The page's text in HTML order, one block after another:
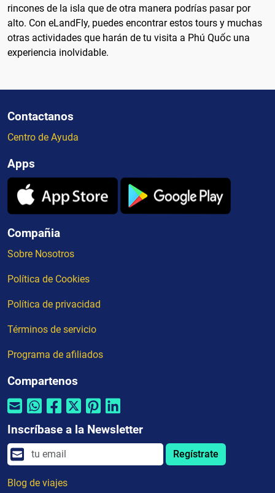
rincones de la isla que de otra manera podrías pasar por
alto. Con eLandFly, puedes encontrar estos tours y muchas
otras actividades que harán de tu visita a Phú Quốc una
experiencia inolvidable.
Contactanos
Centro de Ayuda
Apps
Compañia
Sobre Nosotros
Política de Cookies
Política de privacidad
Términos de servicio
Programa de afiliados
Compartenos
Inscríbase a la Newsletter
Regístrate
Blog de viajes